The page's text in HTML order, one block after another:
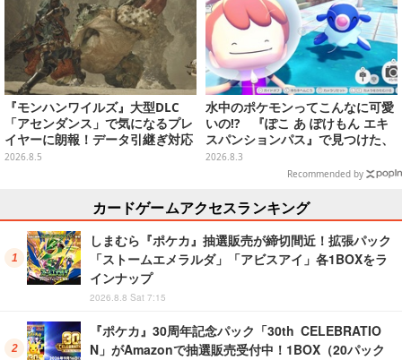
『モンハンワイルズ』大型DLC
「アセンダンス」で気になるプレ
イヤーに朗報！データ引継ぎ対応
の「序盤体験版」が本日8月5日配
2026.8.5
水中のポケモンってこんなに可愛
いの!? 『ぽこ あ ぽけもん エキ
スパンションパス』で見つけた、
ポケモンの新たな魅力【先行プレ
2026.8.3
Recommended by
カードゲームアクセスランキング
しまむら『ポケカ』抽選販売が締切間近！拡張パック
「ストームエメラルダ」「アビスアイ」各1BOXをラ
インナップ
2026.8.8 Sat 7:15
『ポケカ』30周年記念パック「30th CELEBRATIO
N」がAmazonで抽選販売受付中！1BOX（20パック